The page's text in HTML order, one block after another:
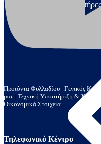
Γεννήτριες & Κινητήρες
Προϊόντα Φυλλαδίου | Γενικός
μας | Τεχνική Υποστήριξη &
Οικονομικά Στοιχεία
Τηλεφωνικό Κέντρο